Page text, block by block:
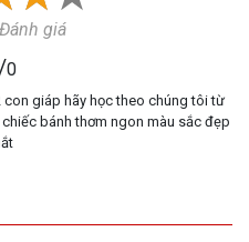
giá
0
giáp hãy học theo chúng tôi từ
bánh thơm ngon màu sắc đẹp